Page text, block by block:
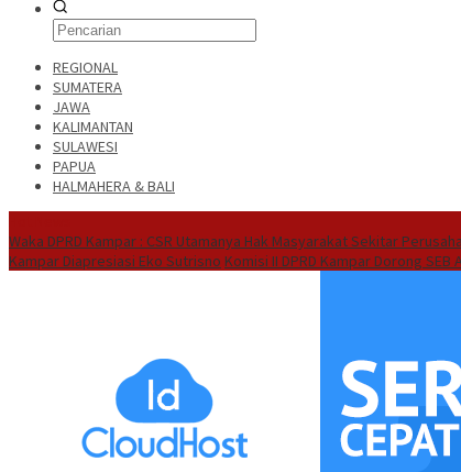
REGIONAL
SUMATERA
JAWA
KALIMANTAN
SULAWESI
PAPUA
HALMAHERA & BALI
Waka DPRD Kampar : CSR Utamanya Hak Masyarakat Sekitar
Kampar Diapresiasi Eko Sutrisno Komisi II DPRD Kampar Dorong